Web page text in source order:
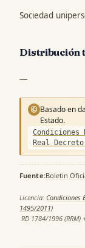
Sociedad
Distribución
—
© Basado en
Estado.
Real
Fuente:Boletin
Licencia: Condiciones
1495/2011)
·RD 1784/1996 (RRM)